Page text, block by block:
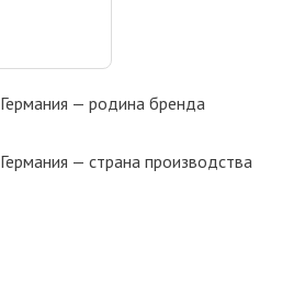
Германия — родина бренда
Германия — страна производства